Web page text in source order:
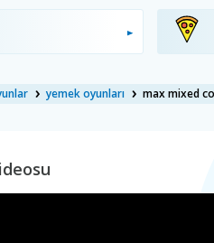
yemek oyunları max mixed